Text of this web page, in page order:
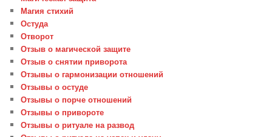
Магия стихий
Остуда
Отворот
Отзыв о магической защите
Отзыв о снятии приворота
Отзывы о гармонизации отношений
Отзывы о остуде
Отзывы о порче отношений
Отзывы о привороте
Отзывы о ритуале на развод